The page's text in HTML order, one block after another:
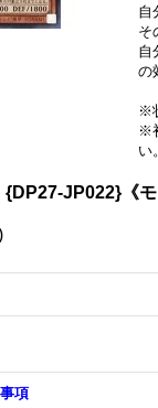
自
そ
自
の
※
※
い。
JP022}《モ
項